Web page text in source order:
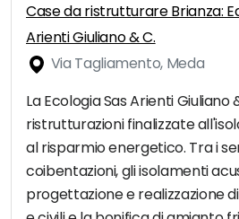
Case da ristrutturare Brianza:
Arienti Giuliano & C.
Via Tagliamento, Meda
La Ecologia Sas Arienti
ristrutturazioni finalizzate
al risparmio energetico. Tra i
coibentazioni, gli isolamenti
progettazione e realizzazione